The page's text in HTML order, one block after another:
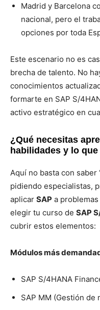
Madrid y Barcelona
nacional, pero el
opciones por toda
Este escenario no es
brecha de talento. No
conocimientos
formarte en SAP S/
activo estratégico en
¿Qué necesitas
habilidades y lo
Aquí no basta con saber
pidiendo especialistas,
aplicar SAP a
elegir tu curso de SAP
cubrir estos elementos:
Módulos más
SAP S/4HANA
SAP MM (Gestión de